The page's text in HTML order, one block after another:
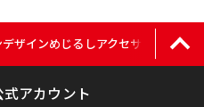
ザインめじるしアクセサリー｜全
アカウント